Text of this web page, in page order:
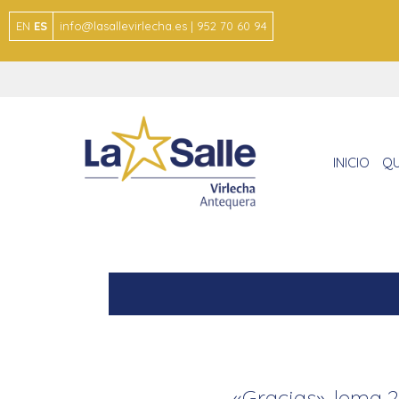
EN ES info@lasallevirlecha.es | 952 70 60 94
INICIO